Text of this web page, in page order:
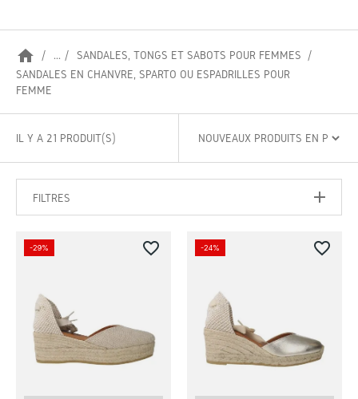
home ...
SANDALES, TONGS ET SABOTS POUR FEMMES
SANDALES EN CHANVRE, SPARTO OU ESPADRILLES POUR
FEMME
IL Y A 21 PRODUIT(S)
FILTRES
-29% favorite_border -24% favorite_border